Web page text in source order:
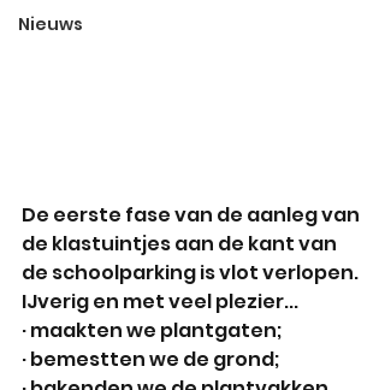
Nieuws
De eerste fase van de aanleg van
de klastuintjes aan de kant van
de schoolparking is vlot verlopen.
IJverig en met veel plezier...
· maakten we plantgaten;
· bemestten we de grond;